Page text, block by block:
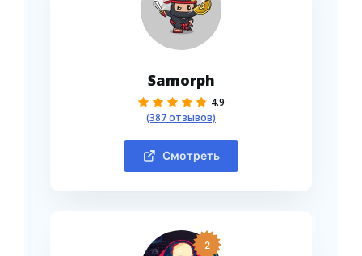
Samorph
4.9
(387 отзывов)
Смотреть
2